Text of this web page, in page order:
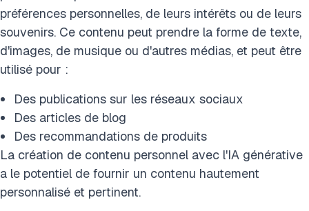
préférences personnelles, de leurs intérêts ou de leurs
souvenirs. Ce contenu peut prendre la forme de texte,
d'images, de musique ou d'autres médias, et peut être
utilisé pour :
Des publications sur les réseaux sociaux
Des articles de blog
Des recommandations de produits
La création de contenu personnel avec l'IA générative
a le potentiel de fournir un contenu hautement
personnalisé et pertinent.